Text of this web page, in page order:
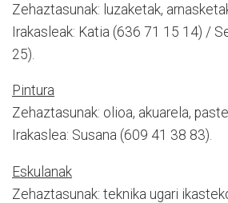
Zehaztasunak: luzaketak,
Irakasleak: Katia (636 71 15 14) /
25).
Pintura
Zehaztasunak: olioa, akuarela,
Irakaslea: Susana (609 41 38 83).
Eskulanak
Zehaztasunak: teknika ugari